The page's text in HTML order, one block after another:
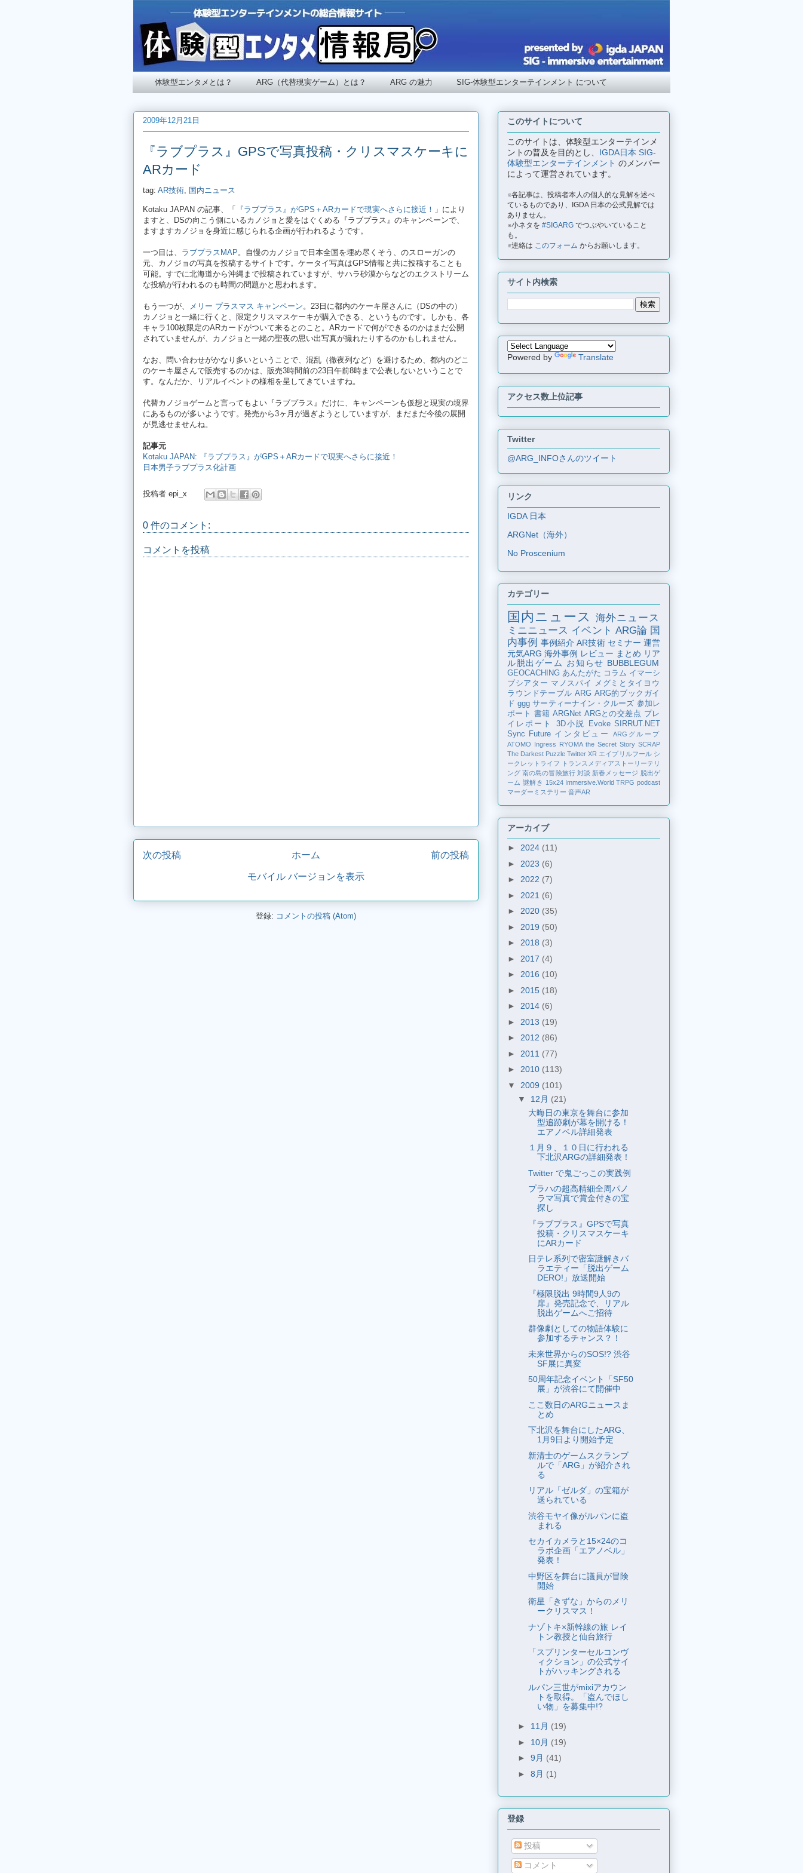
体験型エンタメとは？ ARG（代替現実ゲーム）とは？ ARG の魅力 SIG-体験型エンターテインメント について
2009年12月21日
『ラブプラス』GPSで写真投稿・クリスマスケーキに
ARカード
tag: AR技術 国内ニュース
Kotaku JAPAN の記事、「 『ラブプラス』がGPS＋ARカードで現実へさらに接近！ 」により
ますと、DSの向こう側にいるカノジョと愛をはぐくめる『ラブプラス』のキャンペーンで、
ますますカノジョを身近に感じられる企画が行われるようです。
一つ目は、 ラブプラスMAP 。自慢のカノジョで日本全国を埋め尽くそう、のスローガンの
元、カノジョの写真を投稿するサイトです。ケータイ写真はGPS情報と共に投稿することも
可能。すでに北海道から沖縄まで投稿されていますが、サハラ砂漠からなどのエクストリーム
な投稿が行われるのも時間の問題かと思われます。
もう一つが、 メリー プラスマス キャンペーン 。23日に都内のケーキ屋さんに（DSの中の）
カノジョと一緒に行くと、限定クリスマスケーキが購入できる、というものです。しかも、各
キャラ100枚限定のARカードがついて来るとのこと。ARカードで何ができるのかはまだ公開
されていませんが、カノジョと一緒の聖夜の思い出写真が撮れたりするのかもしれません。
なお、問い合わせがかなり多いということで、混乱（徹夜列など）を避けるため、都内のどこ
のケーキ屋さんで販売するのかは、販売3時間前の23日午前8時まで公表しないということで
す。なんだか、リアルイベントの様相を呈してきていますね。
代替カノジョゲームと言ってもよい『ラブプラス』だけに、キャンペーンも仮想と現実の境界
にあるものが多いようです。発売から3ヶ月が過ぎようとしていますが、まだまだ今後の展開
が見逃せませんね。
記事元
Kotaku JAPAN: 『ラブプラス』がGPS＋ARカードで現実へさらに接近！
日本男子ラブプラス化計画
投稿者 epi_x
0 件のコメント:
コメントを投稿
次の投稿 前の投稿
ホーム
モバイル バージョンを表示
登録: コメントの投稿 (Atom)
このサイトについて
このサイトは、体験型エンターテインメ
ントの普及を目的とし、 IGDA日本 SIG-
体験型エンターテインメント のメンバー
によって運営されています。
※各記事は、投稿者本人の個人的な見解を述べ
ているものであり、IGDA 日本の公式見解では
ありません。
※小ネタを #SIGARG でつぶやいていること
も。
※連絡は このフォーム からお願いします。
サイト内検索
Powered by Translate
アクセス数上位記事
Twitter
@ARG_INFOさんのツイート
リンク
IGDA 日本
ARGNet（海外）
No Proscenium
カテゴリー
国内ニュース
海外ニュース
ミニニュース イベント ARG論 国
内事例 事例紹介 AR技術 セミナー 運営
元気ARG 海外事例 レビュー まとめ リア
ル脱出ゲーム
お知らせ BUBBLEGUM
GEOCACHING あんたがた コラム イマーシ
ブシアター マノスパイ
メグミとタイヨウ
ラウンドテーブル ARG ARG的ブックガイ
ド ggg サーティーナイン・クルーズ 参加レ
ポート 書籍 ARGNet ARGとの交差点 プレ
イレポート
3D小説 Evoke SIRRUT.NET
Sync Future インタビュー
ARGグループ
ATOMO Ingress RYOMA the Secret Story SCRAP
The Darkest Puzzle Twitter XR エイプリルフール シ
ークレットライフ
トランスメディアストーリーテリ
ング 南の島の冒険旅行 対談 新春メッセージ 脱出ゲ
ーム 謎解き 15x24 Immersive.World TRPG podcast
マーダーミステリー 音声AR
アーカイブ
► 2024 (11)
► 2023 (6)
► 2022 (7)
► 2021 (6)
► 2020 (35)
► 2019 (50)
► 2018 (3)
► 2017 (4)
► 2016 (10)
► 2015 (18)
► 2014 (6)
► 2013 (19)
► 2012 (86)
► 2011 (77)
► 2010 (113)
▼ 2009 (101)
▼ 12月 (21)
大晦日の東京を舞台に参加
型追跡劇が幕を開ける！
エアノベル詳細発表
１月９、１０日に行われる
下北沢ARGの詳細発表！
Twitter で鬼ごっこの実践例
プラハの超高精細全周パノ
ラマ写真で賞金付きの宝
探し
『ラブプラス』GPSで写真
投稿・クリスマスケーキ
にARカード
日テレ系列で密室謎解きバ
ラエティー「脱出ゲーム
DERO!」放送開始
『極限脱出 9時間9人9の
扉』発売記念で、リアル
脱出ゲームへご招待
群像劇としての物語体験に
参加するチャンス？！
未来世界からのSOS!? 渋谷
SF展に異変
50周年記念イベント「SF50
展」が渋谷にて開催中
ここ数日のARGニュースま
とめ
下北沢を舞台にしたARG、
1月9日より開始予定
新清士のゲームスクランブ
ルで「ARG」が紹介され
る
リアル「ゼルダ」の宝箱が
送られている
渋谷モヤイ像がルパンに盗
まれる
セカイカメラと15×24のコ
ラボ企画「エアノベル」
発表！
中野区を舞台に議員が冒険
開始
衛星「きずな」からのメリ
ークリスマス！
ナゾトキ×新幹線の旅 レイ
トン教授と仙台旅行
「スプリンターセルコンヴ
ィクション」の公式サイ
トがハッキングされる
ルパン三世がmixiアカウン
トを取得。「盗んでほし
い物」を募集中!?
► 11月 (19)
► 10月 (19)
► 9月 (41)
► 8月 (1)
登録
投稿
コメント